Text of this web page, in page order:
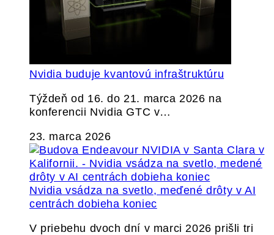
Nvidia buduje kvantovú infraštruktúru
Týždeň od 16. do 21. marca 2026 na
konferencii Nvidia GTC v…
23. marca 2026
Nvidia vsádza na svetlo, meďené drôty v AI
centrách dobieha koniec
V priebehu dvoch dní v marci 2026 prišli tri